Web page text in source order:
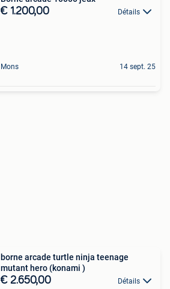
€ 1.200,00 Détails
Mons 14 sept. 25
borne arcade turtle ninja teenage
mutant hero (konami )
€ 2.650,00 Détails